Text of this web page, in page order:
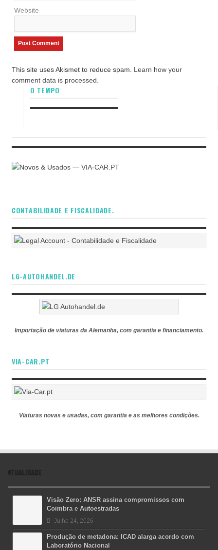
Website
This site uses Akismet to reduce spam. Learn how your
comment data is processed.
O TEMPO
CONTABILIDADE E FISCALIDADE.
LG-AUTOHANDEL.DE
Importação de viaturas da Alemanha, com garantia e financiamento.
VIA-CAR.PT
Viaturas novas e usadas, com garantia e as melhores condições.
ATUALIDADE
Visão Zero: ANSR assina compromissos com
Coimbra e Autoestradas
Julho 24, 2026
Produção de metadona: ICAD alarga acordo com
Laboratório Nacional